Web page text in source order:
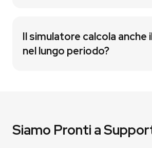
Il simulatore calcola anche
nel lungo periodo?
Siamo Pronti a